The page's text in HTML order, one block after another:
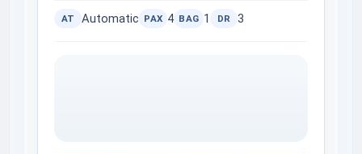
AT Automatic PAX 4 BAG 1 DR 3